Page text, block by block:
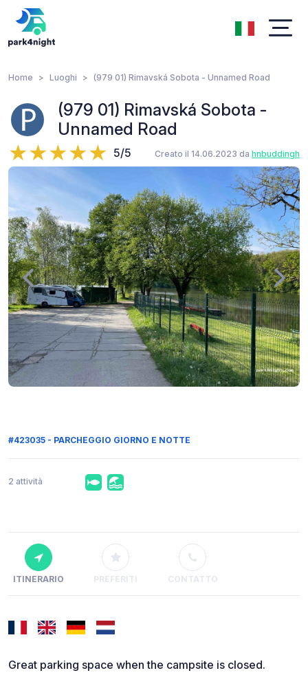
Home Luoghi (979 01) Rimavská Sobota - Unnamed Road
(979 01) Rimavská Sobota -
Unnamed Road
5/5 Creato il 14.06.2023 da hnbuddingh
#423035 - PARCHEGGIO GIORNO E NOTTE
2 attività
ITINERARIO PREFERITI CONTATTO
Great parking space when the campsite is closed.